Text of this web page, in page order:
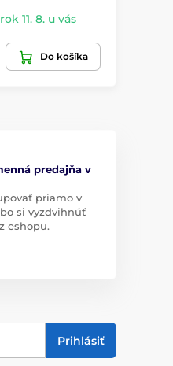
11. 8. u vás
Do košíka
predajňa v
priamo v
si vyzdvihnúť
eshopu.
Prihlásiť